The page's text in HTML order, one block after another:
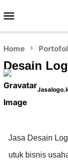
Home
Desain
Jasa Desain
utuk bisnis